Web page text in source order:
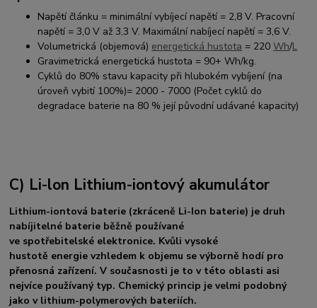
Napětí článku = minimální vybíjecí napětí = 2,8 V. Pracovní
napětí = 3,0 V až 3,3 V. Maximální nabíjecí napětí = 3,6 V.
Volumetrická (objemová) energetická hustota = 220Wh/L
Gravimetrická energetická hustota = 90+ Wh/kg.
Cyklů do 80% stavu kapacity při hlubokém vybíjení (na
úroveň vybití 100%)= 2000 - 7000 (Počet cyklů do
degradace baterie na 80 % její původní udávané kapacity)
C) Li-lon Lithium-iontový akumulátor
Lithium-iontová baterie (zkráceně Li-Ion baterie) je druh
nabíjitelné baterie běžně používané
ve spotřebitelské elektronice. Kvůli vysoké
hustotě energie vzhledem k objemu se výborně hodí pro
přenosná zařízení. V současnosti je to v této oblasti asi
nejvíce používaný typ. Chemický princip je velmi podobný
jako v lithium-polymerových bateriích.